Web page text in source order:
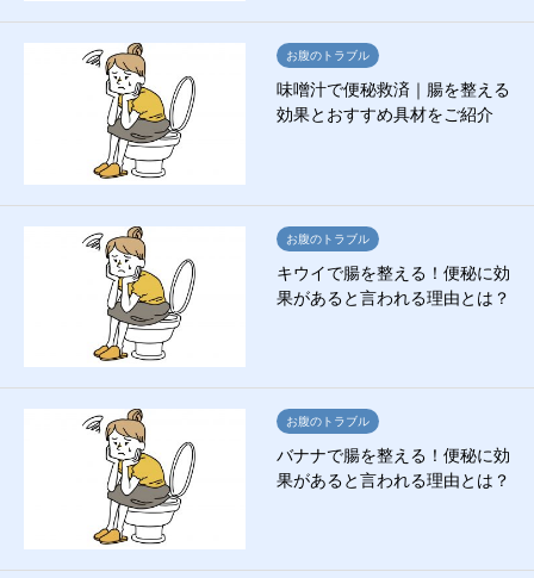
お腹のトラブル
味噌汁で便秘救済｜腸を整える
効果とおすすめ具材をご紹介
お腹のトラブル
キウイで腸を整える！便秘に効
果があると言われる理由とは？
お腹のトラブル
バナナで腸を整える！便秘に効
果があると言われる理由とは？